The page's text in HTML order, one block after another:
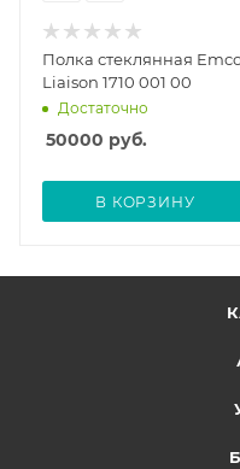
Полка стеклянная
Liaison 1710 001 00
Достаточно
50000 руб.
В КОРЗИНУ